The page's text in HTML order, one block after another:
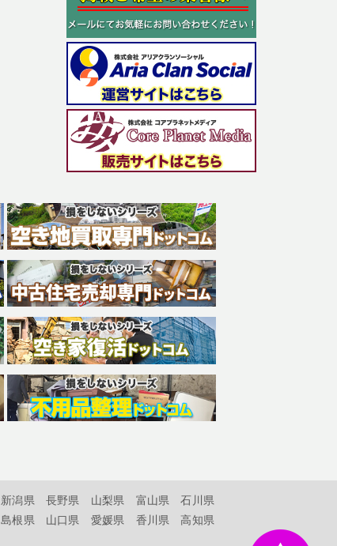
新潟県 長野県 山梨県 富山県
石川県
島根県 山口県 愛媛県 香川県
高知県